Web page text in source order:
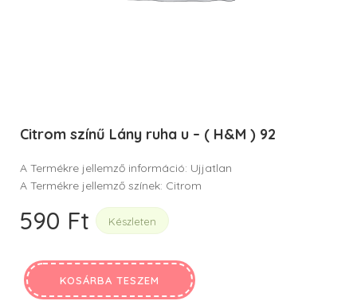
Citrom színű Lány ruha u – ( H&M ) 92
A Termékre jellemző információ: Ujjatlan
A Termékre jellemző színek: Citrom
590 Ft Készleten
KOSÁRBA TESZEM